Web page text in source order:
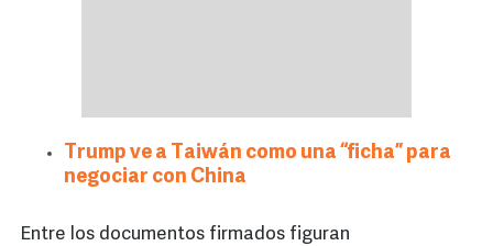
Trump ve a Taiwán como una “ficha” para
negociar con China
Entre los documentos firmados figuran